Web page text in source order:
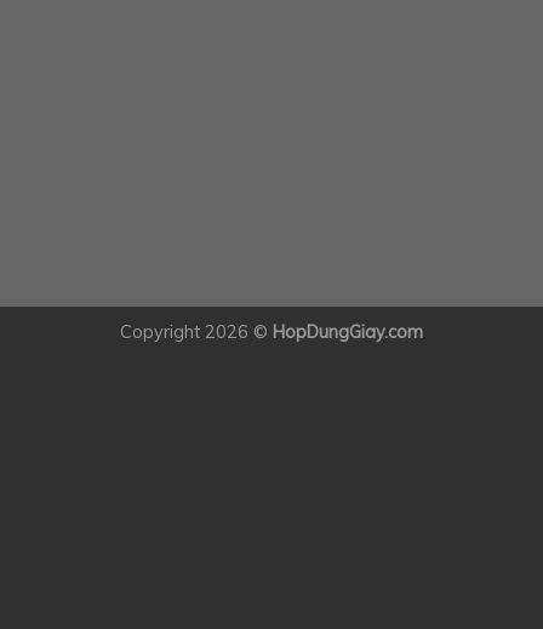
Copyright 2026 © HopDungGiay.com